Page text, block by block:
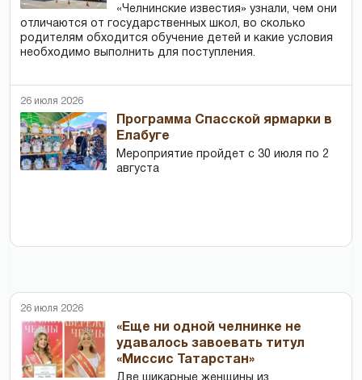
«Челнинские известия» узнали, чем они
отличаются от государственных школ, во сколько
родителям обходится обучение детей и какие условия
необходимо выполнить для поступления.
26 июля 2026
Программа Спасской ярмарки в
Елабуге
Мероприятие пройдет с 30 июля по 2
августа
26 июля 2026
«Еще ни одной челнинке не
удавалось завоевать титул
«Миссис Татарстан»